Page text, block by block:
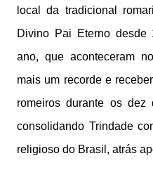
local da tradicional
Divino Pai Eterno desde
ano, que aconteceram
mais um recorde e
romeiros durante os
consolidando Trindade
religioso do Brasil, atrás